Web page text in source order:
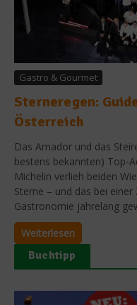
Gastro & Gourmet
Sterneregen:
Österreich
Das Amador und das
bestens bekannten) Top-
Michelin verlieh beiden
Sterne – und das bei
Gastronomie jahrelang
Weiterlesen
Buchtipp